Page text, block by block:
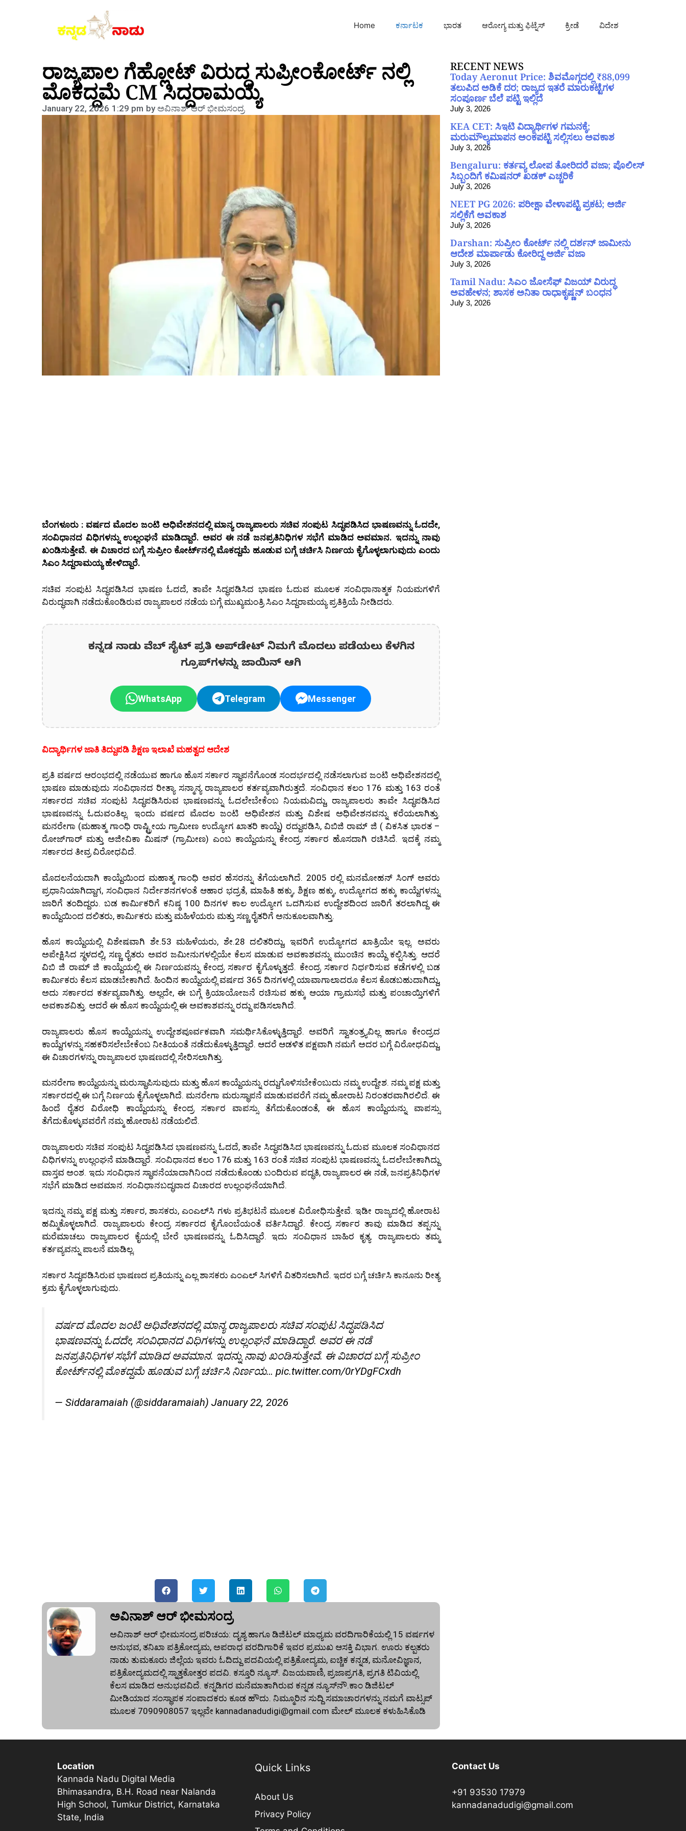
Home ಕರ್ನಾಟಕ ಭಾರತ ಆರೋಗ್ಯ ಮತ್ತು ಫಿಟ್ನೆಸ್ ಕ್ರೀಡೆ ವಿದೇಶ
ರಾಜ್ಯಪಾಲ ಗೆಹ್ಲೋಟ್ ವಿರುದ್ಧ ಸುಪ್ರೀಂಕೋರ್ಟ್ ನಲ್ಲಿ
ಮೊಕದ್ದಮೆ CM ಸಿದ್ದರಾಮಯ್ಯ
January 22, 2026 1:29 pm byಅವಿನಾಶ್‌ ಆರ್‌ ಭೀಮಸಂದ್ರ
ಬೆಂಗಳೂರು : ವರ್ಷದ ಮೊದಲ ಜಂಟಿ ಅಧಿವೇಶನದಲ್ಲಿ ಮಾನ್ಯ ರಾಜ್ಯಪಾಲರು ಸಚಿವ ಸಂಪುಟ ಸಿದ್ಧಪಡಿಸಿದ ಭಾಷಣವನ್ನು ಓದದೇ,
ಸಂವಿಧಾನದ ವಿಧಿಗಳನ್ನು ಉಲ್ಲಂಘನೆ ಮಾಡಿದ್ದಾರೆ. ಅವರ ಈ ನಡೆ ಜನಪ್ರತಿನಿಧಿಗಳ ಸಭೆಗೆ ಮಾಡಿದ ಅವಮಾನ. ಇದನ್ನು ನಾವು
ಖಂಡಿಸುತ್ತೇವೆ. ಈ ವಿಚಾರದ ಬಗ್ಗೆ ಸುಪ್ರೀಂ ಕೋರ್ಟ್‌ನಲ್ಲಿ ಮೊಕದ್ದಮೆ ಹೂಡುವ ಬಗ್ಗೆ ಚರ್ಚಿಸಿ ನಿರ್ಣಯ ಕೈಗೊಳ್ಳಲಾಗುವುದು ಎಂದು
ಸಿಎಂ ಸಿದ್ದರಾಮಯ್ಯ ಹೇಳಿದ್ದಾರೆ.
ಸಚಿವ ಸಂಪುಟ ಸಿದ್ಧಪಡಿಸಿದ ಭಾಷಣ ಓದದೆ, ತಾವೇ ಸಿದ್ಧಪಡಿಸಿದ ಭಾಷಣ ಓದುವ ಮೂಲಕ ಸಂವಿಧಾನಾತ್ಮಕ ನಿಯಮಗಳಿಗೆ
ವಿರುದ್ಧವಾಗಿ ನಡೆದುಕೊಂಡಿರುವ ರಾಜ್ಯಪಾಲರ ನಡೆಯ ಬಗ್ಗೆ ಮುಖ್ಯಮಂತ್ರಿ ಸಿಎಂ ಸಿದ್ದರಾಮಯ್ಯ ಪ್ರತಿಕ್ರಿಯೆ ನೀಡಿದರು.
ಕನ್ನಡ ನಾಡು ವೆಬ್ ಸೈಟ್ ಪ್ರತಿ ಅಪ್‌ಡೇಟ್‌ ನಿಮಗೆ ಮೊದಲು ಪಡೆಯಲು ಕೆಳಗಿನ
ಗ್ರೂಪ್‌ಗಳನ್ನು ಜಾಯಿನ್ ಆಗಿ
WhatsApp Telegram Messenger
ವಿದ್ಯಾರ್ಥಿಗಳ ಜಾತಿ ತಿದ್ದುಪಡಿ ಶಿಕ್ಷಣ ಇಲಾಖೆ ಮಹತ್ವದ ಆದೇಶ
ಪ್ರತಿ ವರ್ಷದ ಆರಂಭದಲ್ಲಿ ನಡೆಯುವ ಹಾಗೂ ಹೊಸ ಸರ್ಕಾರ ಸ್ಥಾಪನೆಗೊಂಡ ಸಂದರ್ಭದಲ್ಲಿ ನಡೆಸಲಾಗುವ ಜಂಟಿ ಅಧಿವೇಶನದಲ್ಲಿ
ಭಾಷಣ ಮಾಡುವುದು ಸಂವಿಧಾನದ ರೀತ್ಯಾ ಸನ್ಮಾನ್ಯ ರಾಜ್ಯಪಾಲರ ಕರ್ತವ್ಯವಾಗಿರುತ್ತದೆ. ಸಂವಿಧಾನ ಕಲಂ 176 ಮತ್ತು 163 ರಂತೆ
ಸರ್ಕಾರದ ಸಚಿವ ಸಂಪುಟ ಸಿದ್ಧಪಡಿಸಿರುವ ಭಾಷಣವನ್ನು ಓದಲೇಬೇಕೆಂಬ ನಿಯಮವಿದ್ದು, ರಾಜ್ಯಪಾಲರು ತಾವೇ ಸಿದ್ಧಪಡಿಸಿದ
ಭಾಷಣವನ್ನು ಓದುವಂತಿಲ್ಲ. ಇಂದು ವರ್ಷದ ಮೊದಲ ಜಂಟಿ ಅಧಿವೇಶನ ಮತ್ತು ವಿಶೇಷ ಅಧಿವೇಶನವನ್ನು ಕರೆಯಲಾಗಿತ್ತು.
ಮನರೇಗಾ (ಮಹಾತ್ಮ ಗಾಂಧಿ ರಾಷ್ಟ್ರೀಯ ಗ್ರಾಮೀಣ ಉದ್ಯೋಗ ಖಾತರಿ ಕಾಯ್ದೆ) ರದ್ದುಪಡಿಸಿ, ವಿಬಿಜಿ ರಾಮ್ ಜಿ ( ವಿಕಸಿತ ಭಾರತ –
ರೋಜ್‌ಗಾರ್ ಮತ್ತು ಅಜೀವಿಕಾ ಮಿಷನ್ (ಗ್ರಾಮೀಣ) ಎಂಬ ಕಾಯ್ದೆಯನ್ನು ಕೇಂದ್ರ ಸರ್ಕಾರ ಹೊಸದಾಗಿ ರಚಿಸಿದೆ. ಇದಕ್ಕೆ ನಮ್ಮ
ಸರ್ಕಾರದ ತೀವ್ರ ವಿರೋಧವಿದೆ.
ಮೊದಲನೆಯದಾಗಿ ಕಾಯ್ದೆಯಿಂದ ಮಹಾತ್ಮ ಗಾಂಧಿ ಅವರ ಹೆಸರನ್ನು ತೆಗೆಯಲಾಗಿದೆ. 2005 ರಲ್ಲಿ ಮನಮೋಹನ್ ಸಿಂಗ್ ಅವರು
ಪ್ರಧಾನಿಯಾಗಿದ್ದಾಗ, ಸಂವಿಧಾನ ನಿರ್ದೇಶನಗಳಂತೆ ಆಹಾರ ಭದ್ರತೆ, ಮಾಹಿತಿ ಹಕ್ಕು, ಶಿಕ್ಷಣ ಹಕ್ಕು, ಉದ್ಯೋಗದ ಹಕ್ಕು ಕಾಯ್ದೆಗಳನ್ನು
ಜಾರಿಗೆ ತಂದಿದ್ದರು. ಬಡ ಕಾರ್ಮಿಕರಿಗೆ ಕನಿಷ್ಠ 100 ದಿನಗಳ ಕಾಲ ಉದ್ಯೋಗ ಒದಗಿಸುವ ಉದ್ದೇಶದಿಂದ ಜಾರಿಗೆ ತರಲಾಗಿದ್ದ ಈ
ಕಾಯ್ದೆಯಿಂದ ದಲಿತರು, ಕಾರ್ಮಿಕರು ಮತ್ತು ಮಹಿಳೆಯರು ಮತ್ತು ಸಣ್ಣ ರೈತರಿಗೆ ಅನುಕೂಲವಾಗಿತ್ತು.
ಹೊಸ ಕಾಯ್ದೆಯಲ್ಲಿ ವಿಶೇಷವಾಗಿ ಶೇ.53 ಮಹಿಳೆಯರು, ಶೇ.28 ದಲಿತರಿದ್ದು, ಇವರಿಗೆ ಉದ್ಯೋಗದ ಖಾತ್ರಿಯೇ ಇಲ್ಲ. ಅವರು
ಅಪೇಕ್ಷಿಸಿದ ಸ್ಥಳದಲ್ಲಿ, ಸಣ್ಣ ರೈತರು ಅವರ ಜಮೀನುಗಳಲ್ಲಿಯೇ ಕೆಲಸ ಮಾಡುವ ಅವಕಾಶವನ್ನು ಮುಂಚಿನ ಕಾಯ್ದೆ ಕಲ್ಪಿಸಿತ್ತು. ಆದರೆ
ವಿಬಿ ಜಿ ರಾಮ್ ಜಿ ಕಾಯ್ದೆಯಲ್ಲಿ ಈ ನಿರ್ಣಯವನ್ನು ಕೇಂದ್ರ ಸರ್ಕಾರ ಕೈಗೊಳ್ಳುತ್ತದೆ. ಕೇಂದ್ರ ಸರ್ಕಾರ ನಿರ್ಧರಿಸುವ ಕಡೆಗಳಲ್ಲಿ ಬಡ
ಕಾರ್ಮಿಕರು ಕೆಲಸ ಮಾಡಬೇಕಾಗಿದೆ. ಹಿಂದಿನ ಕಾಯ್ದೆಯಲ್ಲಿ ವರ್ಷದ 365 ದಿನಗಳಲ್ಲಿ ಯಾವಾಗಾಲಾದರೂ ಕೆಲಸ ಕೊಡಬಹುದಾಗಿದ್ದು,
ಅದು ಸರ್ಕಾರದ ಕರ್ತವ್ಯವಾಗಿತ್ತು. ಅಲ್ಲದೇ, ಈ ಬಗ್ಗೆ ಕ್ರಿಯಾಯೋಜನೆ ರಚಿಸುವ ಹಕ್ಕು ಆಯಾ ಗ್ರಾಮಸಭೆ ಮತ್ತು ಪಂಚಾಯ್ತಿಗಳಿಗೆ
ಅವಕಾಶವಿತ್ತು. ಆದರೆ ಈ ಹೊಸ ಕಾಯ್ದೆಯಲ್ಲಿ ಈ ಅವಕಾಶವನ್ನು ರದ್ದು ಪಡಿಸಲಾಗಿದೆ.
ರಾಜ್ಯಪಾಲರು ಹೊಸ ಕಾಯ್ದೆಯನ್ನು ಉದ್ದೇಶಪೂರ್ವಕವಾಗಿ ಸಮರ್ಥಿಸಿಕೊಳ್ಳುತ್ತಿದ್ದಾರೆ. ಅವರಿಗೆ ಸ್ವಾತಂತ್ರ್ಯವಿಲ್ಲ ಹಾಗೂ ಕೇಂದ್ರದ
ಕಾಯ್ದೆಗಳನ್ನು ಸಹಕರಿಸಲೇಬೇಕೆಂಬ ನೀತಿಯಂತೆ ನಡೆದುಕೊಳ್ಳುತ್ತಿದ್ದಾರೆ. ಆದರೆ ಆಡಳಿತ ಪಕ್ಷವಾಗಿ ನಮಗೆ ಅದರ ಬಗ್ಗೆ ವಿರೋಧವಿದ್ದು,
ಈ ವಿಚಾರಗಳನ್ನು ರಾಜ್ಯಪಾಲರ ಭಾಷಣದಲ್ಲಿ ಸೇರಿಸಲಾಗಿತ್ತು.
ಮನರೇಗಾ ಕಾಯ್ದೆಯನ್ನು ಮರುಸ್ಥಾಪಿಸುವುದು ಮತ್ತು ಹೊಸ ಕಾಯ್ದೆಯನ್ನು ರದ್ದುಗೊಳಿಸಬೇಕೆಂಬುದು ನಮ್ಮ ಉದ್ದೇಶ. ನಮ್ಮ ಪಕ್ಷ ಮತ್ತು
ಸರ್ಕಾರದಲ್ಲಿ ಈ ಬಗ್ಗೆ ನಿರ್ಣಯ ಕೈಗೊಳ್ಳಲಾಗಿದೆ. ಮನರೇಗಾ ಮರುಸ್ಥಾಪನೆ ಮಾಡುವವರೆಗೆ ನಮ್ಮ ಹೋರಾಟ ನಿರಂತರವಾಗಿರಲಿದೆ. ಈ
ಹಿಂದೆ ರೈತರ ವಿರೋಧಿ ಕಾಯ್ದೆಯನ್ನು ಕೇಂದ್ರ ಸರ್ಕಾರ ವಾಪಸ್ಸು ತೆಗೆದುಕೊಂಡಂತೆ, ಈ ಹೊಸ ಕಾಯ್ದೆಯನ್ನು ವಾಪಸ್ಸು
ತೆಗೆದುಕೊಳ್ಳುವವರೆಗೆ ನಮ್ಮ ಹೋರಾಟ ನಡೆಯಲಿದೆ.
ರಾಜ್ಯಪಾಲರು ಸಚಿವ ಸಂಪುಟ ಸಿದ್ಧಪಡಿಸಿದ ಭಾಷಣವನ್ನು ಓದದೆ, ತಾವೇ ಸಿದ್ಧಪಡಿಸಿದ ಭಾಷಣವನ್ನು ಓದುವ ಮೂಲಕ ಸಂವಿಧಾನದ
ವಿಧಿಗಳನ್ನು ಉಲ್ಲಂಘನೆ ಮಾಡಿದ್ದಾರೆ. ಸಂವಿಧಾನದ ಕಲಂ 176 ಮತ್ತು 163 ರಂತೆ ಸಚಿವ ಸಂಪುಟ ಭಾಷಣವನ್ನು ಓದಲೇಬೇಕಾಗಿದ್ದು
ವಾಸ್ತವ ಅಂಶ. ಇದು ಸಂವಿಧಾನ ಸ್ಥಾಪನೆಯಾದಾಗಿನಿಂದ ನಡೆದುಕೊಂಡು ಬಂದಿರುವ ಪದ್ಧತಿ, ರಾಜ್ಯಪಾಲರ ಈ ನಡೆ, ಜನಪ್ರತಿನಿಧಿಗಳ
ಸಭೆಗೆ ಮಾಡಿದ ಅವಮಾನ. ಸಂವಿಧಾನಬದ್ಧವಾದ ವಿಚಾರದ ಉಲ್ಲಂಘನೆಯಾಗಿದೆ.
ಇದನ್ನು ನಮ್ಮ ಪಕ್ಷ ಮತ್ತು ಸರ್ಕಾರ, ಶಾಸಕರು, ಎಂಎಲ್‌ಸಿ ಗಳು ಪ್ರತಿಭಟನೆ ಮೂಲಕ ವಿರೋಧಿಸುತ್ತೇವೆ. ಇಡೀ ರಾಜ್ಯದಲ್ಲಿ ಹೋರಾಟ
ಹಮ್ಮಿಕೊಳ್ಳಲಾಗಿದೆ. ರಾಜ್ಯಪಾಲರು ಕೇಂದ್ರ ಸರ್ಕಾರದ ಕೈಗೊಂಬೆಯಂತೆ ವರ್ತಿಸಿದ್ದಾರೆ. ಕೇಂದ್ರ ಸರ್ಕಾರ ತಾವು ಮಾಡಿದ ತಪ್ಪನ್ನು
ಮರೆಮಾಚಲು ರಾಜ್ಯಪಾಲರ ಕೈಯಲ್ಲಿ ಬೇರೆ ಭಾಷಣವನ್ನು ಓದಿಸಿದ್ದಾರೆ. ಇದು ಸಂವಿಧಾನ ಬಾಹಿರ ಕೃತ್ಯ. ರಾಜ್ಯಪಾಲರು ತಮ್ಮ
ಕರ್ತವ್ಯವನ್ನು ಪಾಲನೆ ಮಾಡಿಲ್ಲ.
ಸರ್ಕಾರ ಸಿದ್ಧಪಡಿಸಿರುವ ಭಾಷಣದ ಪ್ರತಿಯನ್ನು ಎಲ್ಲ ಶಾಸಕರು ಎಂಎಲ್ ಸಿಗಳಿಗೆ ವಿತರಿಸಲಾಗಿದೆ. ಇದರ ಬಗ್ಗೆ ಚರ್ಚಿಸಿ ಕಾನೂನು ರೀತ್ಯ
ಕ್ರಮ ಕೈಗೊಳ್ಳಲಾಗುವುದು.
ವರ್ಷದ ಮೊದಲ ಜಂಟಿ ಅಧಿವೇಶನದಲ್ಲಿ ಮಾನ್ಯ ರಾಜ್ಯಪಾಲರು ಸಚಿವ ಸಂಪುಟ ಸಿದ್ಧಪಡಿಸಿದ
ಭಾಷಣವನ್ನು ಓದದೇ, ಸಂವಿಧಾನದ ವಿಧಿಗಳನ್ನು ಉಲ್ಲಂಘನೆ ಮಾಡಿದ್ದಾರೆ. ಅವರ ಈ ನಡೆ
ಜನಪ್ರತಿನಿಧಿಗಳ ಸಭೆಗೆ ಮಾಡಿದ ಅವಮಾನ. ಇದನ್ನು ನಾವು ಖಂಡಿಸುತ್ತೇವೆ. ಈ ವಿಚಾರದ ಬಗ್ಗೆ ಸುಪ್ರೀಂ
ಕೋರ್ಟ್‌ನಲ್ಲಿ ಮೊಕದ್ದಮೆ ಹೂಡುವ ಬಗ್ಗೆ ಚರ್ಚಿಸಿ ನಿರ್ಣಯ… pic.twitter.com/0rYDgFCxdh
— Siddaramaiah (@siddaramaiah) January 22, 2026
ಅವಿನಾಶ್‌ ಆರ್‌ ಭೀಮಸಂದ್ರ
ಅವಿನಾಶ್‌ ಆರ್‌ ಭೀಮಸಂದ್ರ ಪರಿಚಯ: ದೃಶ್ಯ ಹಾಗೂ ಡಿಜಿಟಲ್ ಮಾಧ್ಯಮ ವರದಿಗಾರಿಕೆಯಲ್ಲಿ 15 ವರ್ಷಗಳ
ಅನುಭವ, ತನಿಖಾ ಪತ್ರಿಕೋದ್ಯಮ, ಅಪರಾಧ ವರದಿಗಾರಿಕೆ ಇವರ ಪ್ರಮುಖ ಆಸಕ್ತಿ ವಿಭಾಗ. ಊರು ಕಲ್ಪತರು
ನಾಡು ತುಮಕೂರು ಜಿಲ್ಲೆಯ ಇವರು ಓದಿದ್ದು ಪದವಿಯಲ್ಲಿ ಪತ್ರಿಕೋದ್ಯಮ, ಐಚ್ಚಿಕ ಕನ್ನಡ, ಮನೋವಿಜ್ಞಾನ,
ಪತ್ರಿಕೋದ್ಯಮದಲ್ಲಿ ಸ್ನಾತ್ತಕೋತ್ತರ ಪದವಿ. ಕಸ್ತೂರಿ ನ್ಯೂಸ್‌. ವಿಜಯವಾಣಿ, ಪ್ರಜಾಪ್ರಗತಿ, ಪ್ರಗತಿ ಟಿವಿಯಲ್ಲಿ
ಕೆಲಸ ಮಾಡಿದ ಅನುಭವವಿದೆ. ಕನ್ನಡಿಗರ ಮನೆಮಾತಾಗಿರುವ ಕನ್ನಡ ನ್ಯೂಸ್‌ನೌ.ಕಾಂ ಡಿಜಿಟಲ್‌
ಮೀಡಿಯಾದ ಸಂಸ್ಥಾಪಕ ಸಂಪಾದಕರು ಕೂಡ ಹೌದು. ನಿಮ್ಮೂರಿನ ಸುದ್ದಿ ಸಮಾಚಾರಗಳನ್ನು ನಮಗೆ ವಾಟ್ಸಪ್‌
ಮೂಲಕ 7090908057 ಇಲ್ಲವೇ kannadanadudigi@gmail.com ಮೇಲ್‌ ಮೂಲಕ ಕಳುಹಿಸಿಕೊಡಿ
RECENT NEWS
Today Aeronut Price: ಶಿವಮೊಗ್ಗದಲ್ಲಿ ₹88,099
ತಲುಪಿದ ಅಡಿಕೆ ದರ; ರಾಜ್ಯದ ಇತರೆ ಮಾರುಕಟ್ಟೆಗಳ
ಸಂಪೂರ್ಣ ಬೆಲೆ ಪಟ್ಟಿ ಇಲ್ಲಿದೆ
July 3, 2026
KEA CET: ಸಿಇಟಿ ವಿದ್ಯಾರ್ಥಿಗಳ ಗಮನಕ್ಕೆ;
ಮರುಮೌಲ್ಯಮಾಪನ ಅಂಕಪಟ್ಟಿ ಸಲ್ಲಿಸಲು ಅವಕಾಶ
July 3, 2026
Bengaluru: ಕರ್ತವ್ಯ ಲೋಪ ತೋರಿದರೆ ವಜಾ; ಪೊಲೀಸ್
ಸಿಬ್ಬಂದಿಗೆ ಕಮಿಷನರ್ ಖಡಕ್ ಎಚ್ಚರಿಕೆ
July 3, 2026
NEET PG 2026: ಪರೀಕ್ಷಾ ವೇಳಾಪಟ್ಟಿ ಪ್ರಕಟ; ಅರ್ಜಿ
ಸಲ್ಲಿಕೆಗೆ ಅವಕಾಶ
July 3, 2026
Darshan: ಸುಪ್ರೀಂ ಕೋರ್ಟ್ ನಲ್ಲಿ ದರ್ಶನ್ ಜಾಮೀನು
ಆದೇಶ ಮಾರ್ಪಾಡು ಕೋರಿದ್ದ ಅರ್ಜಿ ವಜಾ
July 3, 2026
Tamil Nadu: ಸಿಎಂ ಜೋಸೆಫ್ ವಿಜಯ್ ವಿರುದ್ಧ
ಅವಹೇಳನ; ಶಾಸಕ ಅನಿತಾ ರಾಧಾಕೃಷ್ಣನ್ ಬಂಧನ
July 3, 2026
Location
Kannada Nadu Digital Media
Bhimasandra, B.H. Road near Nalanda
High School, Tumkur District, Karnataka
State, India
Quick Links
About Us
Privacy Policy
Contact Us
+91 93530 17979
kannadanadudigi@gmail.com